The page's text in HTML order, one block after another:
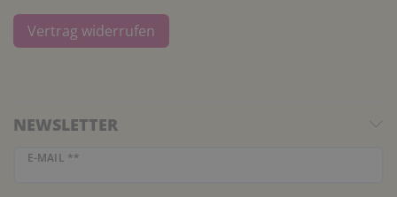
Vertrag widerrufen
NEWSLETTER
E-MAIL **
Newsletter Honig